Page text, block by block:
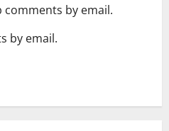
by email.
by email.